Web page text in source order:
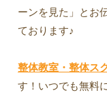
ーンを見た」とお
ております♪
整体教室・整体ス
す！いつでも無料